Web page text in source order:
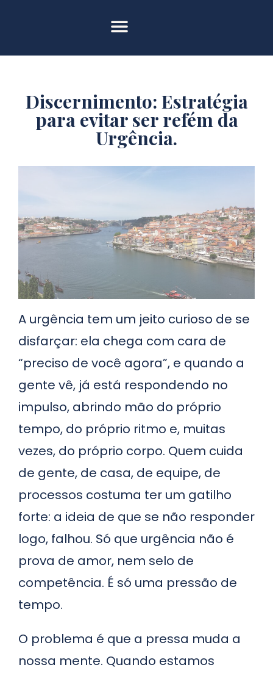
Discernimento: Estratégia
para evitar ser refém da
Urgência.
A urgência tem um jeito curioso de se
disfarçar: ela chega com cara de
“preciso de você agora”, e quando a
gente vê, já está respondendo no
impulso, abrindo mão do próprio
tempo, do próprio ritmo e, muitas
vezes, do próprio corpo. Quem cuida
de gente, de casa, de equipe, de
processos costuma ter um gatilho
forte: a ideia de que se não responder
logo, falhou. Só que urgência não é
prova de amor, nem selo de
competência. É só uma pressão de
tempo.
O problema é que a pressa muda a
nossa mente. Quando estamos